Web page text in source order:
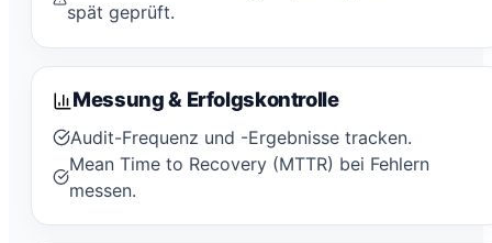
spät geprüft.
Messung & Erfolgskontrolle
Audit-Frequenz und -Ergebnisse tracken.
Mean Time to Recovery (MTTR) bei Fehlern
messen.